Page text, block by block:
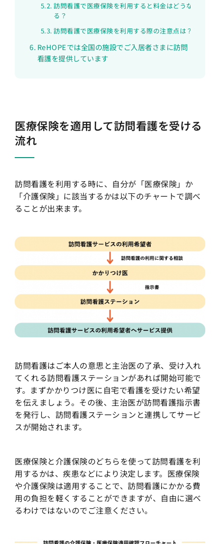
訪問看護で医療保険を利用すると料金はどうな
る？
訪問看護で医療保険を利用する際の注意点は？
ReHOPEでは全国の施設でご入居者さまに訪問
看護を提供しています
医療保険を適用して訪問看護を受ける
流れ
訪問看護を利用する時に、自分が「医療保険」か
「介護保険」に該当するかは以下のチャートで調べ
ることが出来ます。
訪問看護はご本人の意思と主治医の了承、受け入れ
てくれる訪問看護ステーションがあれば開始可能で
す。まずかかりつけ医に自宅で看護を受けたい希望
を伝えましょう。その後、主治医が訪問看護指示書
を発行し、訪問看護ステーションと連携してサービ
スが開始されます。
医療保険と介護保険のどちらを使って訪問看護を利
用するかは、疾患などにより決定します。医療保険
や介護保険は適用することで、訪問看護にかかる費
用の負担を軽くすることができますが、自由に選べ
るわけではないのでご注意ください。